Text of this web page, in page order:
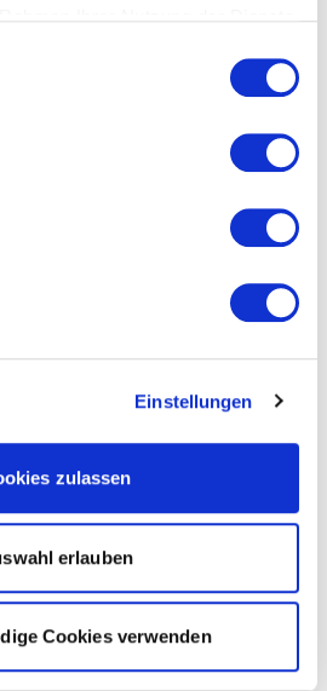
Webseite weiterhin nutzen.
Einstellungen
zulassen
erlauben
Cookies verwenden